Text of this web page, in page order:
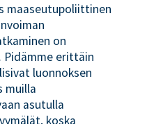
maaseutupoliittinen
on
erittäin
luonnoksen
muilla
asutulla
koska